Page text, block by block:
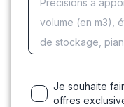
Je souhaite
offres